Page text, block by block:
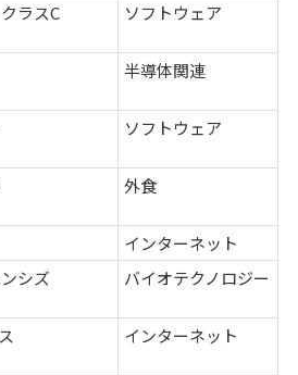
ラスC
ソフトウェア
半導体関連
ソフトウェア
外食
インターネット
シズ バイオテクノロジー
インターネット